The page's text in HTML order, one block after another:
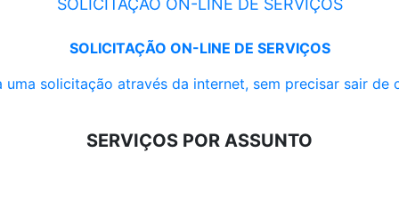
SOLICITAÇÃO ON-LINE DE SERVIÇOS
SOLICITAÇÃO ON-LINE DE SERVIÇOS
uma solicitação através da internet, sem precisar sair de
SERVIÇOS POR ASSUNTO